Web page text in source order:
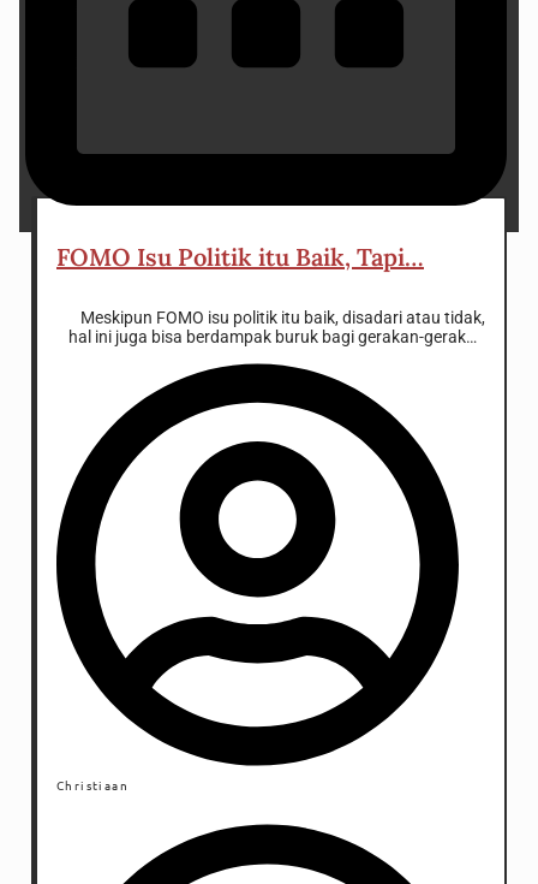
FOMO Isu Politik itu Baik, Tapi…
Meskipun FOMO isu politik itu baik, disadari atau tidak,
hal ini juga bisa berdampak buruk bagi gerakan-gerakan
Christiaan